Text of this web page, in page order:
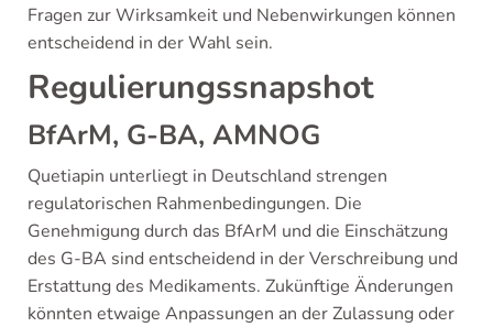
Fragen zur Wirksamkeit und Nebenwirkungen können
entscheidend in der Wahl sein.
Regulierungssnapshot
BfArM, G-BA, AMNOG
Quetiapin unterliegt in Deutschland strengen
regulatorischen Rahmenbedingungen. Die
Genehmigung durch das BfArM und die Einschätzung
des G-BA sind entscheidend in der Verschreibung und
Erstattung des Medikaments. Zukünftige Änderungen
könnten etwaige Anpassungen an der Zulassung oder